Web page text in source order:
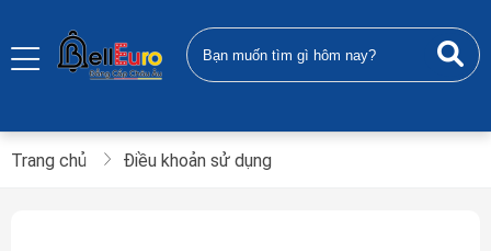
Trang chủ Điều khoản sử dụng